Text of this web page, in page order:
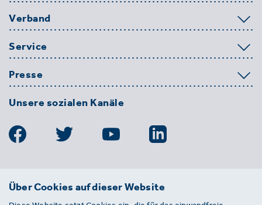
Verband
Service
Presse
Unsere sozialen Kanäle
BDE
Über Cookies auf dieser Website